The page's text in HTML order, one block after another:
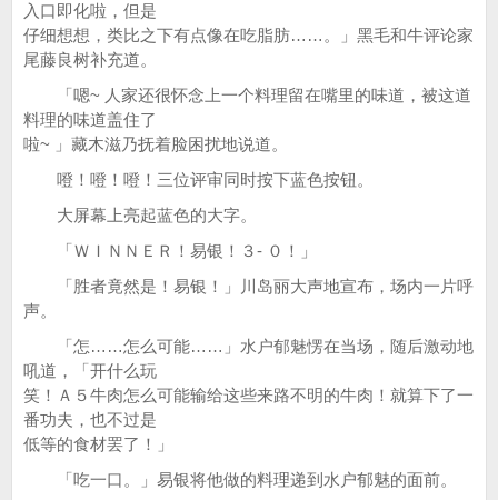
入口即化啦，但是
仔细想想，类比之下有点像在吃脂肪……。」黑毛和牛评论家
尾藤良树补充道。
「嗯~ 人家还很怀念上一个料理留在嘴里的味道，被这道
料理的味道盖住了
啦~ 」藏木滋乃抚着脸困扰地说道。
噔！噔！噔！三位评审同时按下蓝色按钮。
大屏幕上亮起蓝色的大字。
「ＷＩＮＮＥＲ！易银！３- ０！」
「胜者竟然是！易银！」川岛丽大声地宣布，场内一片呼
声。
「怎……怎么可能……」水户郁魅愣在当场，随后激动地
吼道，「开什么玩
笑！Ａ５牛肉怎么可能输给这些来路不明的牛肉！就算下了一
番功夫，也不过是
低等的食材罢了！」
「吃一口。」易银将他做的料理递到水户郁魅的面前。